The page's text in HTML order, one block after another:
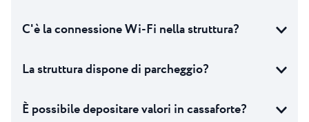
C'è la connessione Wi-Fi nella struttura?
La struttura dispone di parcheggio?
È possibile depositare valori in cassaforte?